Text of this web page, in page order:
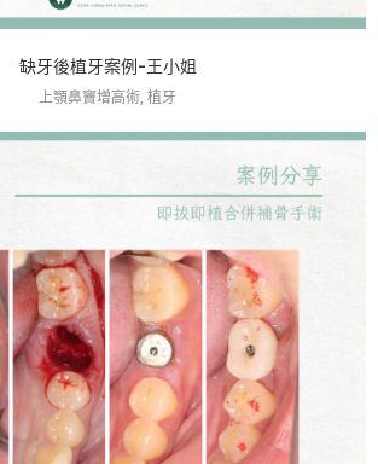
缺牙後植牙案例-王小姐
上顎鼻竇增高術, 植牙